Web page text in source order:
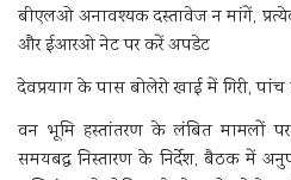
बीएलओ अनावश्यक दस्तावेज न मांगें,
और ईआरओ नेट पर करें अपडेट
देवप्रयाग के पास बोलेरो खाई में गिरी,
वन भूमि हस्तांतरण के लंबित मामलों पर
समयबद्ध निस्तारण के निर्देश, बैठक में